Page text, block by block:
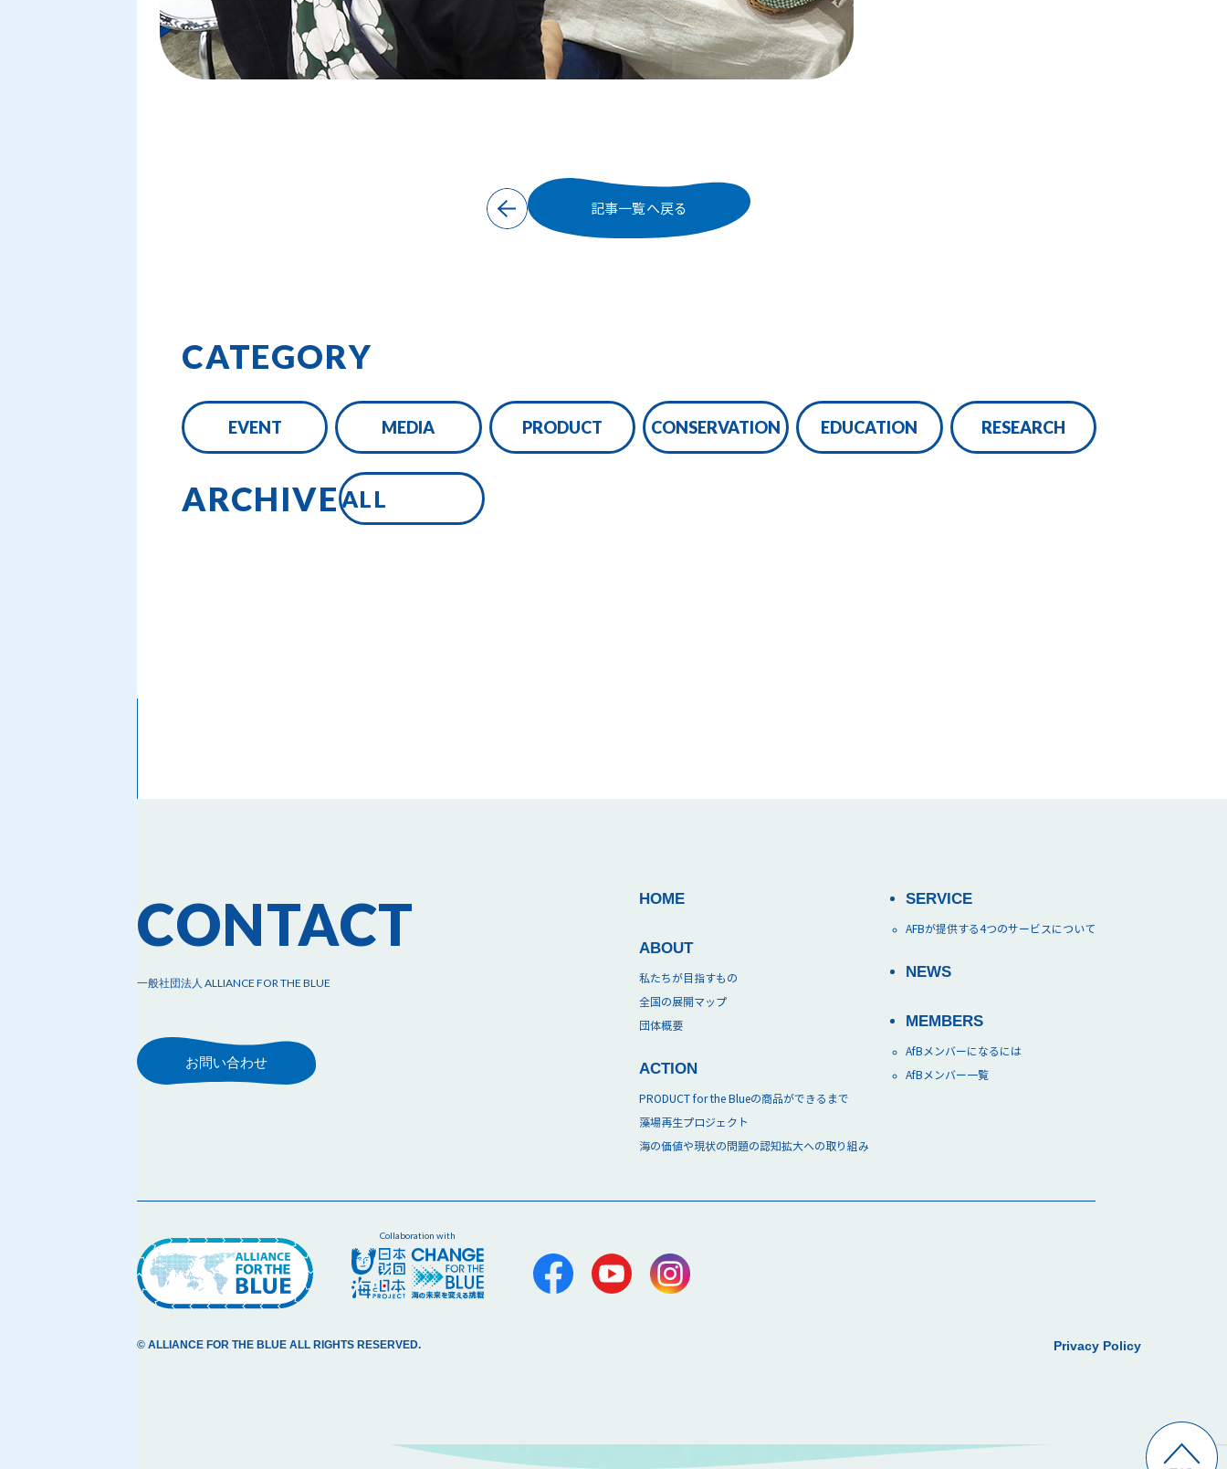
記事一覧へ戻る
CATEGORY
EVENT MEDIA PRODUCT CONSERVATION EDUCATION RESEARCH
ARCHIVE
CONTACT
一般社団法人 ALLIANCE FOR THE BLUE
お問い合わせ
HOME
ABOUT
私たちが目指すもの
全国の展開マップ
団体概要
ACTION
PRODUCT for the Blueの商品ができるまで
藻場再生プロジェクト
海の価値や現状の問題の認知拡大への取り組み
SERVICE
AFBが提供する4つのサービスについて
NEWS
MEMBERS
AfBメンバーになるには
AfBメンバー一覧
Collaboration with
© ALLIANCE FOR THE BLUE ALL RIGHTS RESERVED. Privacy Policy